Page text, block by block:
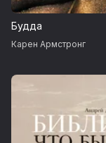
Будда
Карен Армстронг